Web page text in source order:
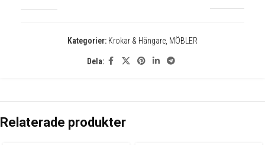
Kategorier: Krokar & Hängare, MÖBLER
Dela:
Relaterade produkter